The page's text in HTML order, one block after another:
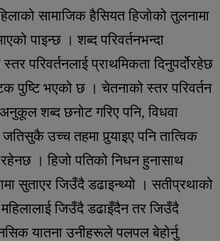
सामाजिक हैसियत हिजोको तुलनामा
पाइन्छ । शब्द परिवर्तनभन्दा
परिवर्तनलाई प्राथमिकता दिनुपर्दोरहेछ
पुष्टि भएको छ । चेतनाको स्तर परिवर्तन
शब्द छनोट गरिए पनि, विधवा
जतिसुकै उच्च तहमा पुर्‍याइए पनि तात्विक
। हिजो पतिको निधन हुनासाथ
सुताएर जिउँदै डढाइन्थ्यो । सतीप्रथाको
जिउँदै डढाइँदैन तर जिउँदै
यातना उनीहरूले पलपल बेहोर्नु